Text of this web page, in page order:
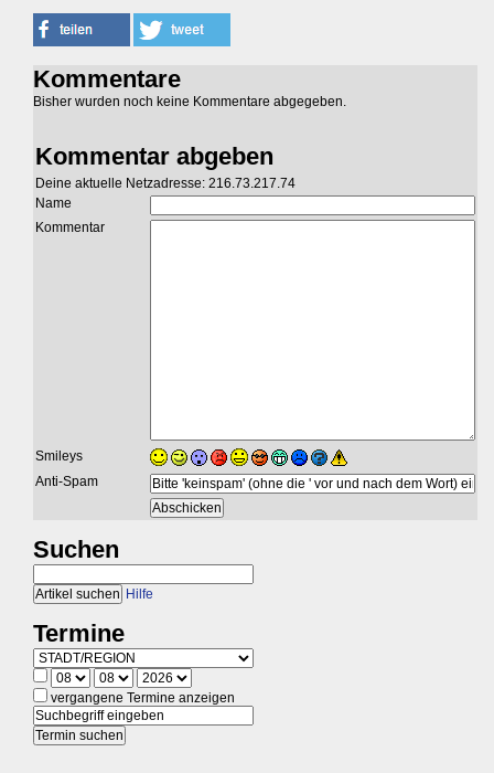
Kommentare
Bisher wurden noch keine Kommentare abgegeben.
Kommentar abgeben
Deine aktuelle Netzadresse: 216.73.217.74
Name
Kommentar
Smileys
Anti-Spam
Suchen
Hilfe
Termine
vergangene Termine anzeigen